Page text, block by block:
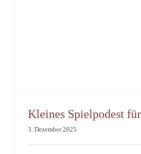
Kleines Spielpodest
3. Dezember 2025